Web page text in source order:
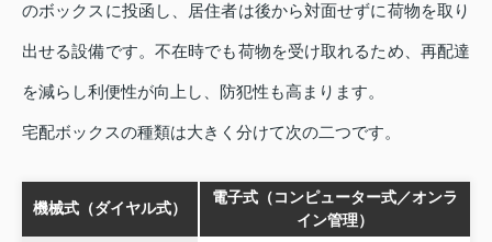
のボックスに投函し、居住者は後から対面せずに荷物を取り
出せる設備です。不在時でも荷物を受け取れるため、再配達
を減らし利便性が向上し、防犯性も高まります。
宅配ボックスの種類は大きく分けて次の二つです。
機械式（ダイヤル式）
電子式（コンピューター式／オンラ
イン管理）